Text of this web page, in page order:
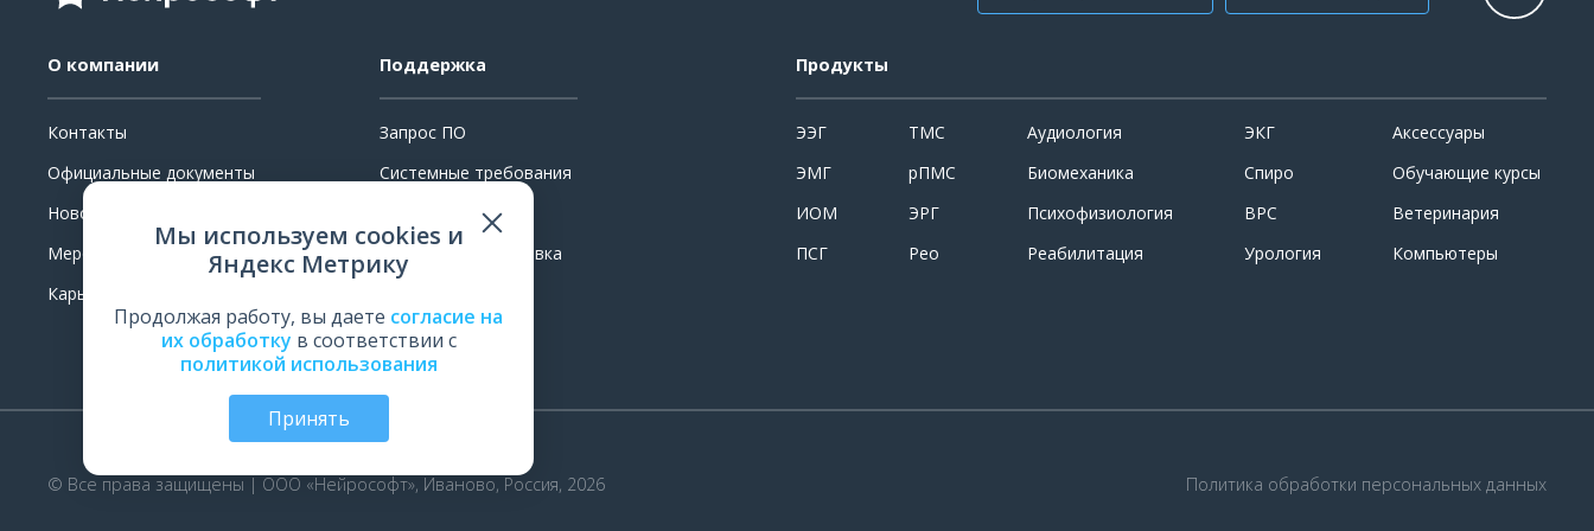
О компании
Контакты
Официальные документы
Новости
Мероприятия
Карьера
Поддержка
Запрос ПО
Системные требования
Поверка и калибровка
Оценить работу
Продукты
ЭЭГ
ЭМГ
ИОМ
ПСГ
ТМС
рПМС
ЭРГ
Рео
Аудиология
Биомеханика
Психофизиология
Реабилитация
ЭКГ
Спиро
ВРС
Урология
Аксессуары
Обучающие курсы
Ветеринария
Компьютеры
© Все права защищены | ООО «Нейрософт», Иваново, Россия, 2026 Политика обработки персональных данных
Мы используем cookies и
Яндекс Метрику
Продолжая работу, вы даете согласие на
их обработку в соответствии с
политикой использования
Принять